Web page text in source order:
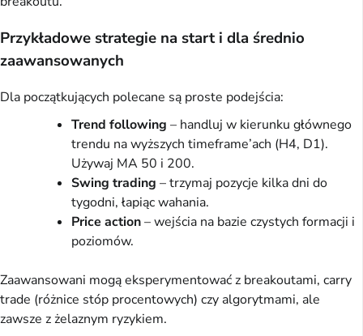
Przykładowe strategie na start i dla średnio
zaawansowanych
Dla początkujących polecane są proste podejścia:
Trend following – handluj w kierunku głównego
trendu na wyższych timeframe’ach (H4, D1).
Używaj MA 50 i 200.
Swing trading – trzymaj pozycje kilka dni do
tygodni, łapiąc wahania.
Price action– wejścia na bazie czystych formacji i
poziomów.
Zaawansowani mogą eksperymentować z breakoutami, carry
trade (różnice stóp procentowych) czy algorytmami, ale
zawsze z żelaznym ryzykiem.